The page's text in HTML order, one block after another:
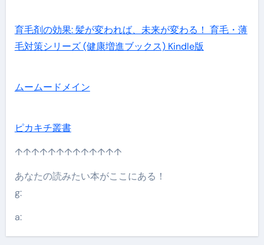
育毛剤の効果: 髪が変われば、未来が変わる！ 育毛・薄
毛対策シリーズ (健康増進ブックス) Kindle版
ムームードメイン
ピカキチ叢書
↑↑↑↑↑↑↑↑↑↑↑↑↑
あなたの読みたい本がここにある！
g:
a: